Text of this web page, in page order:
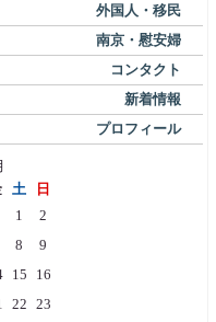
外国人・移民
南京・慰安婦
コンタクト
新着情報
プロフィール
土 日
1
2
8
9
15
16
22 23